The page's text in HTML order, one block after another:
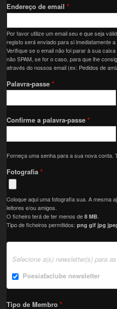
Endereço de email*
Por favor utilize um email seu e que seja
registo será enviado para si imediatamente
Verifique se o email não foi parar à sua
não SPAM, se for o caso, para que lhe
através do nossos email (ex: Pedidos de
Palavra-passe*
Confirme a palavra-passe*
Forneça uma senha para a sua nova conta.
Fotografia*
Coloque aqui uma fotografia sua. A mesma
leitores e/ou amigos.
O ficheiro terá de ter menos de8 MB
Tipo de ficheiros permitidos:png gif jpg
Selecione a(s) newsletter(s) para
Poesiafaclube newsletter
Tipo de Membro*